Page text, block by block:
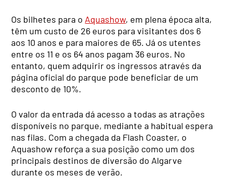
Os bilhetes para o Aquashow, em plena época alta,
têm um custo de 26 euros para visitantes dos 6
aos 10 anos e para maiores de 65. Já os utentes
entre os 11 e os 64 anos pagam 36 euros. No
entanto, quem adquirir os ingressos através da
página oficial do parque pode beneficiar de um
desconto de 10%.
O valor da entrada dá acesso a todas as atrações
disponíveis no parque, mediante a habitual espera
nas filas. Com a chegada da Flash Coaster, o
Aquashow reforça a sua posição como um dos
principais destinos de diversão do Algarve
durante os meses de verão.